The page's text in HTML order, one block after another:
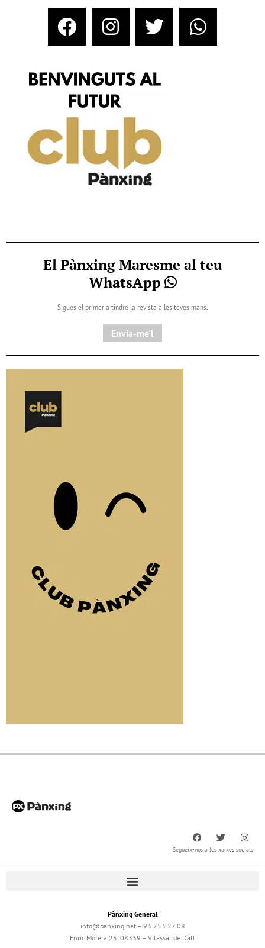
El Pànxing Maresme al teu
WhatsApp
Sigues el primer a tindre la revista a les teves mans.
Envia-me'l
Segueix-nos a les xarxes socials
Pànxing General
info@panxing.net – 93 753 27 08
Enric Morera 25, 08339 – Vilassar de Dalt